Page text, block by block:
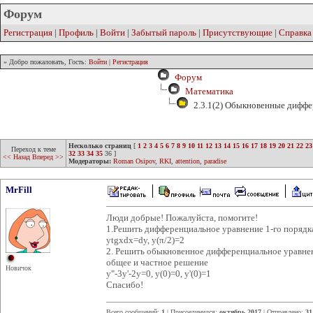
Форум
Регистрация | Профиль | Войти | Забытый пароль | Присутствующие | Справка
» Добро пожаловать, Гость: Войти | Регистрация
Форум
Математика
2.3.1(2) Обыкновенные
Переход к теме
<< Назад Вперед >>
Несколько страниц [ 1 2 3 4 5 6 7 8 9 10 11 12 13 14 15 16 17 18 19 20 21 22 23
32 33 34 35 36 ]
Модераторы: Roman Osipov, RKI attention paradise
MrFill
Новичок
Люди добрые! Пожалуйста, помогите!
1.Решить дифференциальное уравнение 1-го
ytgxdx=dy, y(π/2)=2
2. Решить обыкновенное дифференциальное
общее и частное решение
y"-3y'-2y=0, y(0)=0, y'(0)=1
Спасибо!